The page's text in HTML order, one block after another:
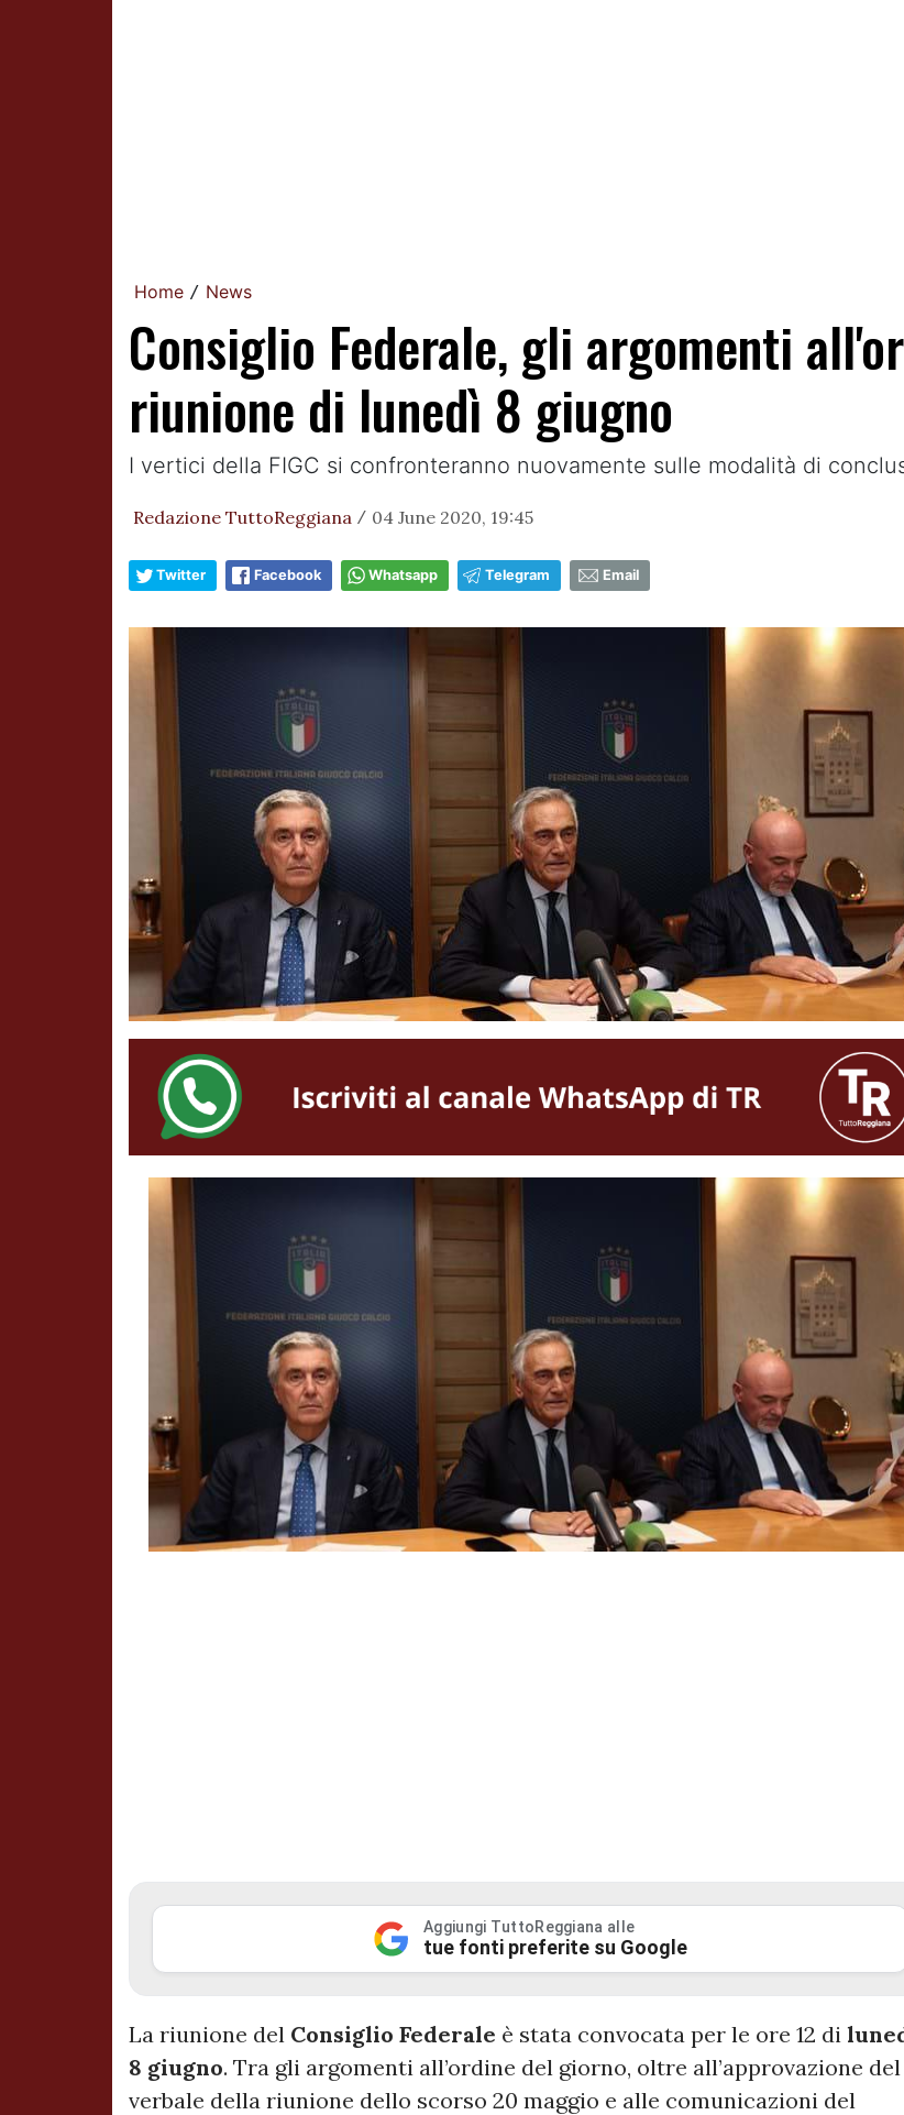
Home / News
Consiglio Federale, gli argomenti
riunione di lunedì 8 giugno
I vertici della FIGC si confronteranno nuovamente sulle modalità di
Redazione TuttoReggiana / 04 June 2020, 19:45
Twitter Facebook Whatsapp Telegram Email
Aggiungi TuttoReggiana alle
tue fonti preferite su Google
La riunione del Consiglio Federale è stata convocata per le ore 12 di
8 giugno. Tra gli argomenti all’ordine del giorno, oltre all’approvazione del
verbale della riunione dello scorso 20 maggio e alle comunicazioni del